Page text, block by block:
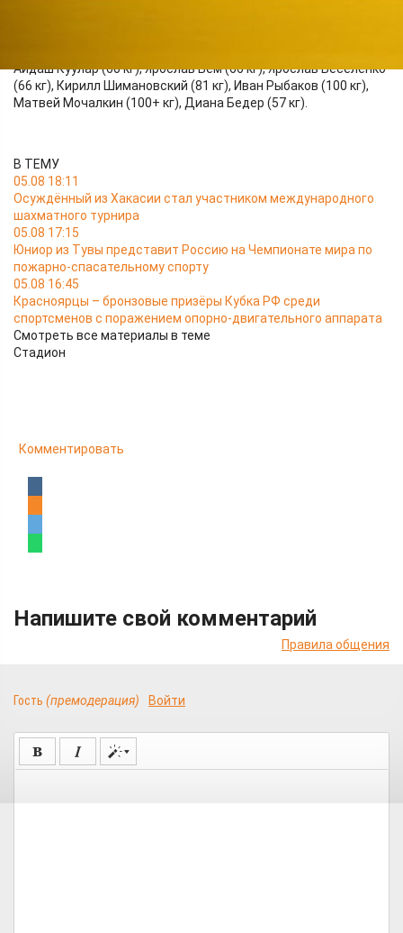
Айдаш Куулар (60 кг), Ярослав Бем (66 кг), Ярослав Веселенко
(66 кг), Кирилл Шимановский (81 кг), Иван Рыбаков (100 кг),
Матвей Мочалкин (100+ кг), Диана Бедер (57 кг).
В ТЕМУ
05.08 18:11
Осуждённый из Хакасии стал участником международного
шахматного турнира
05.08 17:15
Юниор из Тувы представит Россию на Чемпионате мира по
пожарно-спасательному спорту
05.08 16:45
Красноярцы – бронзовые призёры Кубка РФ среди
спортсменов с поражением опорно-двигательного аппарата
Смотреть все материалы в теме
Стадион
Комментировать
Напишите свой комментарий
Правила общения
Гость (премодерация) Войти